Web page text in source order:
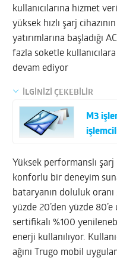
kullanıcılarına hizmet
yüksek hızlı şarj
yatırımlarına başladığı
fazla soketle
devam ediyor
İLGİNİZİ ÇEKEBİLİR
M3
Yüksek performanslı
konforlu bir deneyim
bataryanın doluluk
yüzde 20’den yüzde
sertifikalı %100
enerji kullanılıyor.
ağını Trugo mobil